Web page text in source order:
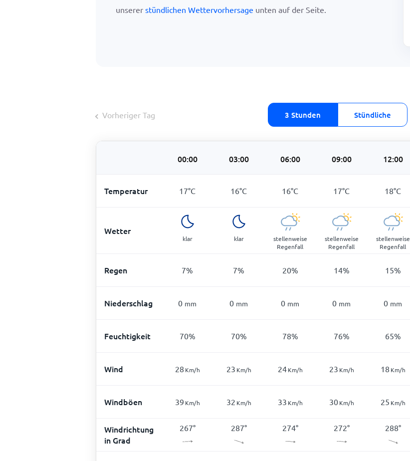
unserer stündlichen Wettervorhersage unten auf der Seite.
Vorheriger Tag 3 Stunden Stündliche
00:00 03:00 06:00 09:00 12:00
Temperatur 17°C 16°C 16°C 17°C 18°C
Wetter
klar klar
stellenweise
Regenfall
stellenweise
Regenfall
stellenweise
Regenfall
Regen 7% 7% 20% 14% 15%
Niederschlag 0 mm 0 mm 0 mm 0 mm 0 mm
Feuchtigkeit 70% 70% 78% 76% 65%
Wind 28 Km/h 23 Km/h 24 Km/h 23 Km/h 18 Km/h
Windböen 39 Km/h 32 Km/h 33 Km/h 30 Km/h 25 Km/h
Windrichtung
in Grad
267° 287° 274° 272° 288°